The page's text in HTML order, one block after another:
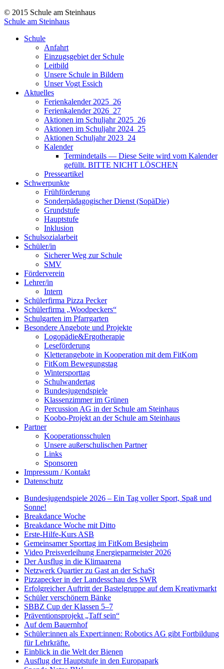
© 2015 Schule am Steinhaus
Schule am Steinhaus
Schule
Anfahrt
Einzugsgebiet der Schule
Leitbild
Unsere Schule in Bildern
Unser Vogt Essich
Aktuelles
Ferienkalender 2025_26
Ferienkalender 2026_27
Aktionen im Schuljahr 2025_26
Aktionen im Schuljahr 2024_25
Aktionen Schuljahr 2023_24
Kalender
Termindetails — Diese Seite wird vom Kalender
gefüllt. BITTE NICHT LÖSCHEN
Presseartikel
Schwerpunkte
Frühförderung
Sonderpädagogischer Dienst (SopäDie)
Grundstufe
Hauptstufe
Inklusion
Schulsozialarbeit
Schüler/in
Sicherer Weg zur Schule
SMV
Förderverein
Lehrer/in
Intern
Schülerfirma Pizza Pecker
Schülerfirma „Woodpeckers“
Schulgarten im Pfarrgarten
Besondere Angebote und Projekte
Logopädie&Ergotherapie
Leseförderung
Kletterangebote in Kooperation mit dem FitKom
FitKom Bewegungstag
Wintersporttag
Schulwandertag
Bundesjugendspiele
Klassenzimmer im Grünen
Percussion AG in der Schule am Steinhaus
Koobo-Projekt an der Schule am Steinhaus
Partner
Kooperationsschulen
Unsere außerschulischen Partner
Links
Sponsoren
Impressum / Kontakt
Datenschutz
Bundesjugendspiele 2026 – Ein Tag voller Sport, Spaß und
Sonne!
Breakdance Woche
Breakdance Woche mit Ditto
Erste-Hilfe-Kurs ASB
Gemeinsamer Sporttag im FitKom Besigheim
Video Preisverleihung Energieparmeister 2026
Der Ausflug in die Klimaarena
Netzwerk Quartier zu Gast an der SchaSt
Pizzapecker in der Landesschau des SWR
Erfolgreicher Auftritt der Bastelgruppe auf dem Kreativmarkt
Schüler verschönern Bänke
SBBZ Cup der Klassen 5–7
Präventionsprojekt „Taff sein“
Auf dem Bauernhof
Schüler:innen als Expert:innen: Robotics AG gibt Fortbildung
für Lehrkräfte.
Einblick in die Welt der Bienen
Ausflug der Hauptstufe in den Europapark